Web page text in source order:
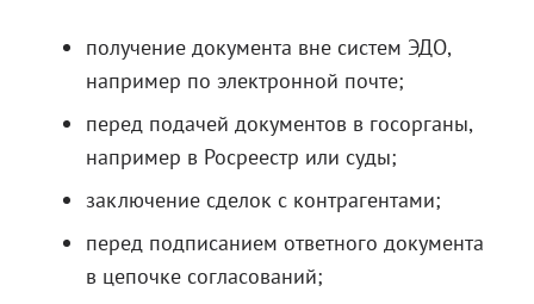
получение документа вне систем ЭДО,
например по электронной почте;
перед подачей документов в госорганы,
например в Росреестр или суды;
заключение сделок с контрагентами;
перед подписанием ответного документа
в цепочке согласований;